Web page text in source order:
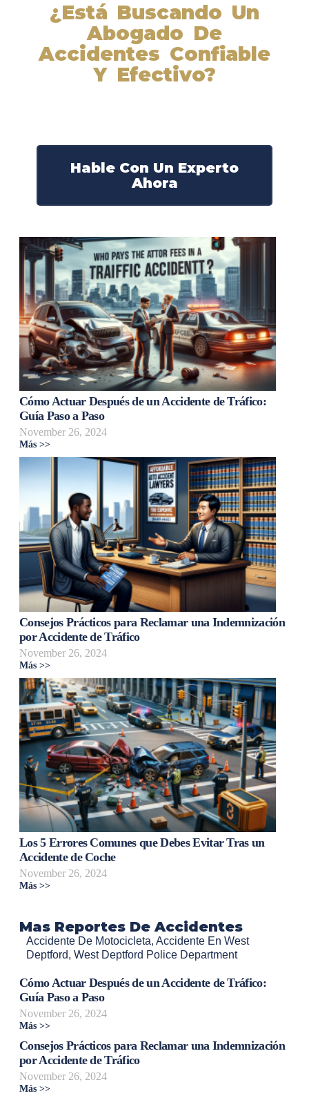
¿Está Buscando Un
Abogado De
Accidentes Confiable
Y Efectivo?
Hable Con Un Experto
Ahora
Cómo Actuar Después de un Accidente de Tráfico:
Guía Paso a Paso
November 26, 2024
Más >>
Consejos Prácticos para Reclamar una Indemnización
por Accidente de Tráfico
November 26, 2024
Más >>
Los 5 Errores Comunes que Debes Evitar Tras un
Accidente de Coche
November 26, 2024
Más >>
Mas Reportes De Accidentes
Accidente De Motocicleta, Accidente En West
Deptford, West Deptford Police Department
Cómo Actuar Después de un Accidente de Tráfico:
Guía Paso a Paso
November 26, 2024
Más >>
Consejos Prácticos para Reclamar una Indemnización
por Accidente de Tráfico
November 26, 2024
Más >>